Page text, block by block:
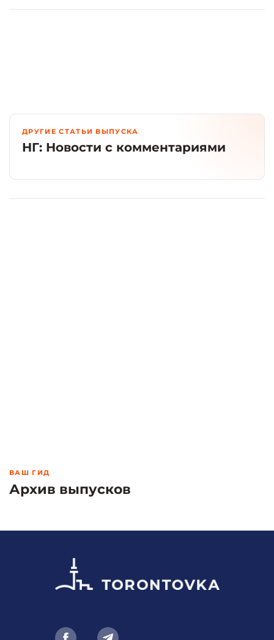
ДРУГИЕ СТАТЬИ ВЫПУСКА
НГ: Новости с комментариями
ВАШ ГИД
Архив выпусков